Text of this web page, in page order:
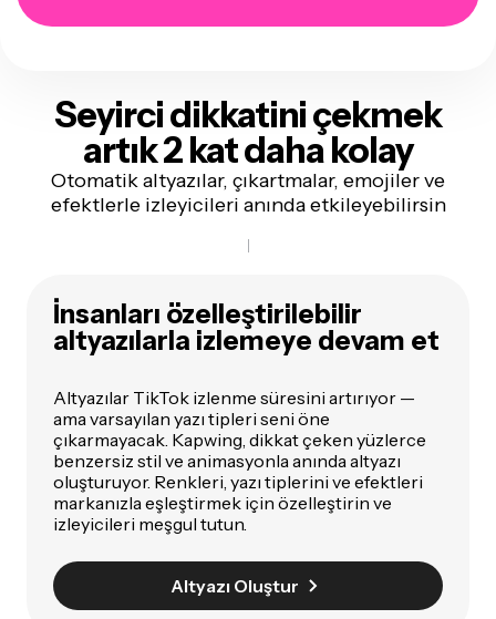
Seyirci dikkatini çekmek
artık 2 kat daha kolay
Otomatik altyazılar, çıkartmalar, emojiler ve
efektlerle izleyicileri anında etkileyebilirsin
İnsanları özelleştirilebilir
altyazılarla izlemeye devam et
Altyazılar TikTok izlenme süresini artırıyor —
ama varsayılan yazı tipleri seni öne
çıkarmayacak. Kapwing, dikkat çeken yüzlerce
benzersiz stil ve animasyonla anında altyazı
oluşturuyor. Renkleri, yazı tiplerini ve efektleri
markanızla eşleştirmek için özelleştirin ve
izleyicileri meşgul tutun.
Altyazı Oluştur